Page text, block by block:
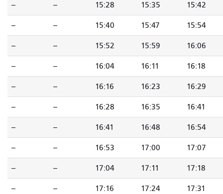
-- -- 15:28 15:35 15:42
-- -- 15:40 15:47 15:54
-- -- 15:52 15:59 16:06
-- -- 16:04 16:11 16:18
-- -- 16:16 16:23 16:29
-- -- 16:28 16:35 16:41
-- -- 16:41 16:48 16:54
-- -- 16:53 17:00 17:07
-- -- 17:04 17:11 17:18
-- -- 17:16 17:24 17:31